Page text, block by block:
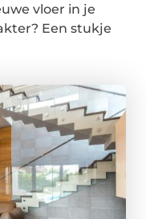
vloer in je
Een stukje